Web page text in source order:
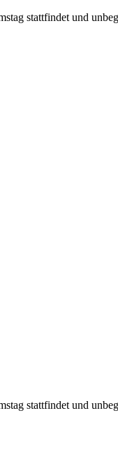
stattfindet und
stattfindet und